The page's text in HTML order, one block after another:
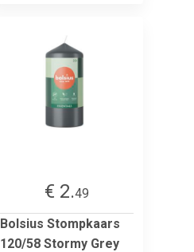
€ 2.49
Bolsius Stompkaars
120/58 Stormy Grey